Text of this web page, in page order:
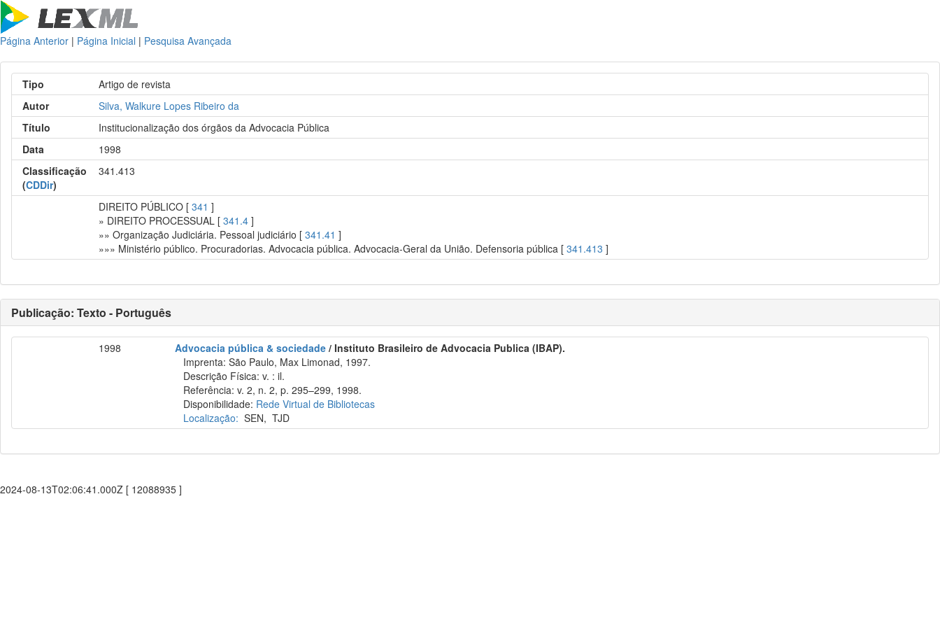
Página Anterior | Página Inicial | Pesquisa Avançada
Tipo
Artigo de revista
Autor
Silva, Walkure Lopes Ribeiro da
Título
Institucionalização dos órgãos da Advocacia Pública
Data
1998
Classificação
(CDDir)
341.413
DIREITO PÚBLICO [341 ]
» DIREITO PROCESSUAL [341.4 ]
»» Organização Judiciária. Pessoal judiciário [341.41 ]
»»» Ministério público. Procuradorias. Advocacia pública. Advocacia-Geral da União. Defensoria pública [341.413 ]
Publicação: Texto - Português
1998 Advocacia pública & sociedade / Instituto Brasileiro de Advocacia Publica (IBAP).
Imprenta: São Paulo, Max Limonad, 1997.
Descrição Física: v. : il.
Referência: v. 2, n. 2, p. 295–299, 1998.
Disponibilidade: Rede Virtual de Bibliotecas
Localização: SEN,TJD
2024-08-13T02:06:41.000Z [ 12088935 ]